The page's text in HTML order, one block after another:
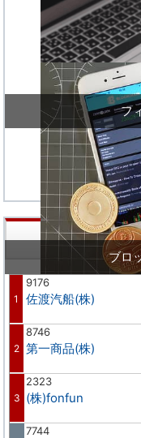
フ
ブロ
株
1
9176
佐渡汽船(株)
2
8746
第一商品(株)
3
2323
(株)fonfun
7744